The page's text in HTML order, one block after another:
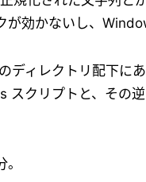
効かないし、
ディレクトリ配下
スクリプトと、その